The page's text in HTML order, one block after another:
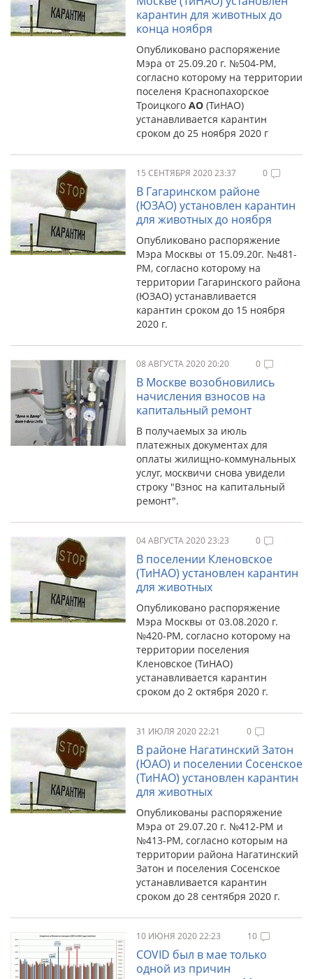
карантин для животных до
конца ноября
Опубликовано распоряжение
Мэра от 25.09.20 г. №504-РМ,
согласно которому на территории
поселеня Краснопахорское
Троицкого АО (ТиНАО)
устанавливается карантин
сроком до 25 ноября 2020 г
15 СЕНТЯБРЯ 2020 23:37 0
В Гагаринском районе
(ЮЗАО) установлен карантин
для животных до ноября
Опубликовано распоряжение
Мэра Москвы от 15.09.20г. №481-
РМ, согласно которому на
территории Гагаринского района
(ЮЗАО) устанавливается
карантин сроком до 15 ноября
2020 г.
08 АВГУСТА 2020 20:20 0
В Москве возобновились
начисления взносов на
капитальный ремонт
В получаемых за июль
платежных документах для
оплаты жилищно-коммунальных
услуг, москвичи снова увидели
строку "Взнос на капитальный
ремонт".
04 АВГУСТА 2020 23:23 0
В поселении Кленовское
(ТиНАО) установлен карантин
для животных
Опубликовано распоряжение
Мэра Москвы от 03.08.2020 г.
№420-РМ, согласно которому на
территории поселения
Кленовское (ТиНАО)
устанавливается карантин
сроком до 2 октября 2020 г.
31 ИЮЛЯ 2020 22:21 0
В районе Нагатинский Затон
(ЮАО) и поселении Сосенское
(ТиНАО) установлен карантин
для животных
Опубликованы распоряжение
Мэра от 29.07.20 г. №412-РМ и
№413-РМ, согласно которым на
территории района Нагатинский
Затон и поселения Сосенское
устанавливается карантин
сроком до 28 сентября 2020 г.
10 ИЮНЯ 2020 22:23 10
COVID был в мае только
одной из причин